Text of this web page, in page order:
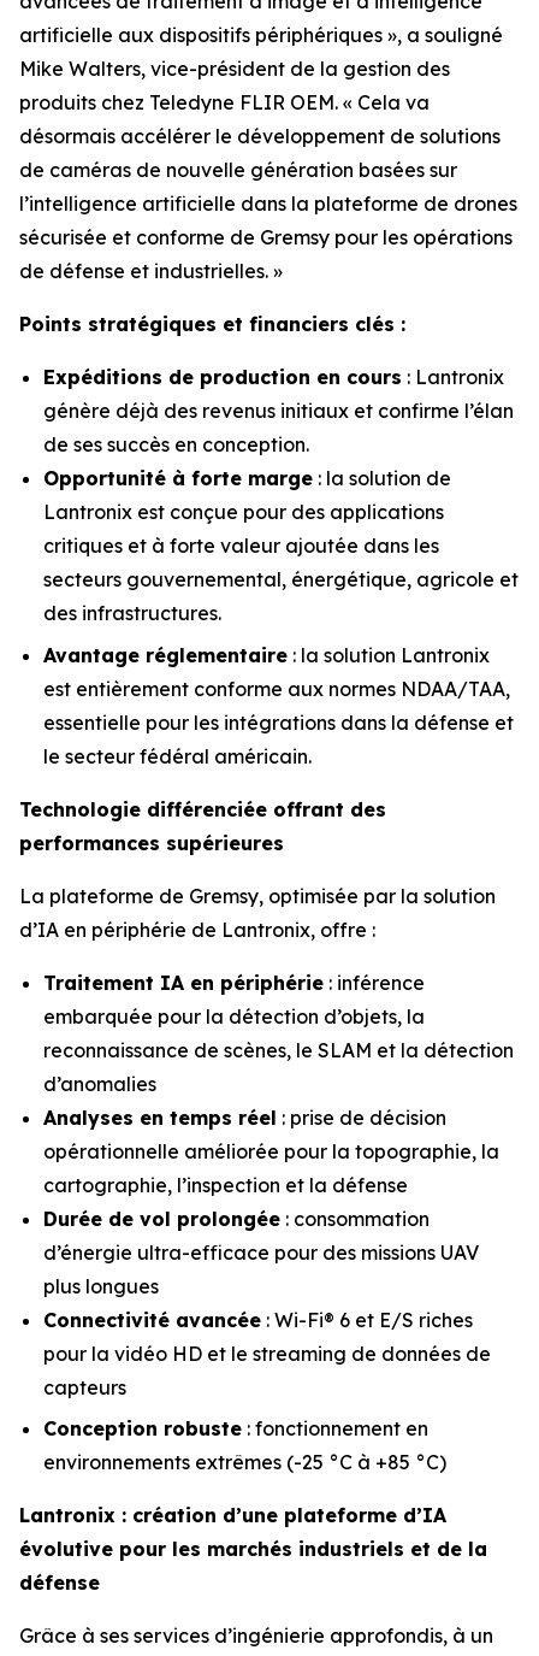
artificielle aux dispositifs périphériques », a souligné
Mike Walters, vice-président de la gestion des
produits chez Teledyne FLIR OEM. « Cela va
désormais accélérer le développement de solutions
de caméras de nouvelle génération basées sur
l’intelligence artificielle dans la plateforme de drones
sécurisée et conforme de Gremsy pour les opérations
de défense et industrielles. »
Points stratégiques et financiers clés :
Expéditions de production en cours : Lantronix
génère déjà des revenus initiaux et confirme l’élan
de ses succès en conception.
Opportunité à forte marge : la solution de
Lantronix est conçue pour des applications
critiques et à forte valeur ajoutée dans les
secteurs gouvernemental, énergétique, agricole et
des infrastructures.
Avantage réglementaire : la solution Lantronix
est entièrement conforme aux normes NDAA/TAA,
essentielle pour les intégrations dans la défense et
le secteur fédéral américain.
Technologie différenciée offrant des
performances supérieures
La plateforme de Gremsy, optimisée par la solution
d’IA en périphérie de Lantronix, offre :
Traitement IA en périphérie : inférence
embarquée pour la détection d’objets, la
reconnaissance de scènes, le SLAM et la détection
d’anomalies
Analyses en temps réel : prise de décision
opérationnelle améliorée pour la topographie, la
cartographie, l’inspection et la défense
Durée de vol prolongée : consommation
d’énergie ultra-efficace pour des missions UAV
plus longues
Connectivité avancée : Wi-Fi® 6 et E/S riches
pour la vidéo HD et le streaming de données de
capteurs
Conception robuste : fonctionnement en
environnements extrêmes (-25 °C à +85 °C)
Lantronix : création d’une plateforme d’IA
évolutive pour les marchés industriels et de la
défense
Grâce à ses services d’ingénierie approfondis, à un